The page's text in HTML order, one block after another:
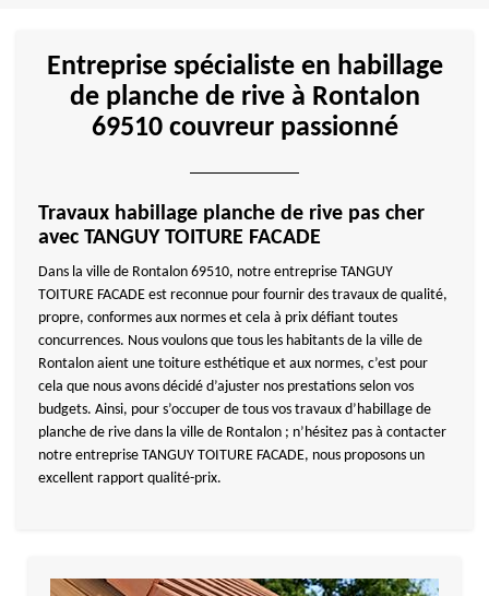
Entreprise spécialiste en habillage
de planche de rive à Rontalon
69510 couvreur passionné
Travaux habillage planche de rive pas cher
avec TANGUY TOITURE FACADE
Dans la ville de Rontalon 69510, notre entreprise TANGUY
TOITURE FACADE est reconnue pour fournir des travaux de qualité,
propre, conformes aux normes et cela à prix défiant toutes
concurrences. Nous voulons que tous les habitants de la ville de
Rontalon aient une toiture esthétique et aux normes, c’est pour
cela que nous avons décidé d’ajuster nos prestations selon vos
budgets. Ainsi, pour s’occuper de tous vos travaux d’habillage de
planche de rive dans la ville de Rontalon ; n’hésitez pas à contacter
notre entreprise TANGUY TOITURE FACADE, nous proposons un
excellent rapport qualité-prix.